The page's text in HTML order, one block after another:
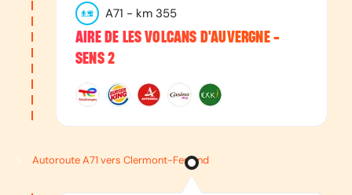
A71 - km 355
AIRE DE LES VOLCANS D'AUVERGNE -
SENS 2
Autoroute A71 vers Clermont-Ferrand